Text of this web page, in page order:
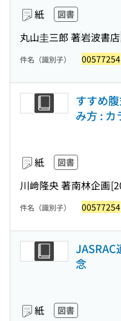
紙 図書
丸山圭三郎 著岩波書店
件名（識別子） 00577254
すすめ
み方 : カ
紙 図書
川﨑隆央 著南林企画
件名（識別子） 00577254
念
紙 図書